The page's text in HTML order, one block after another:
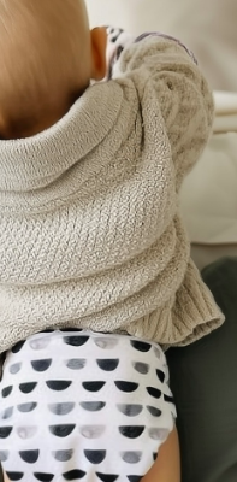
starostlivosti si
leto v bezpečí a